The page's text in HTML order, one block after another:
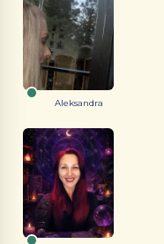
Aleksandra